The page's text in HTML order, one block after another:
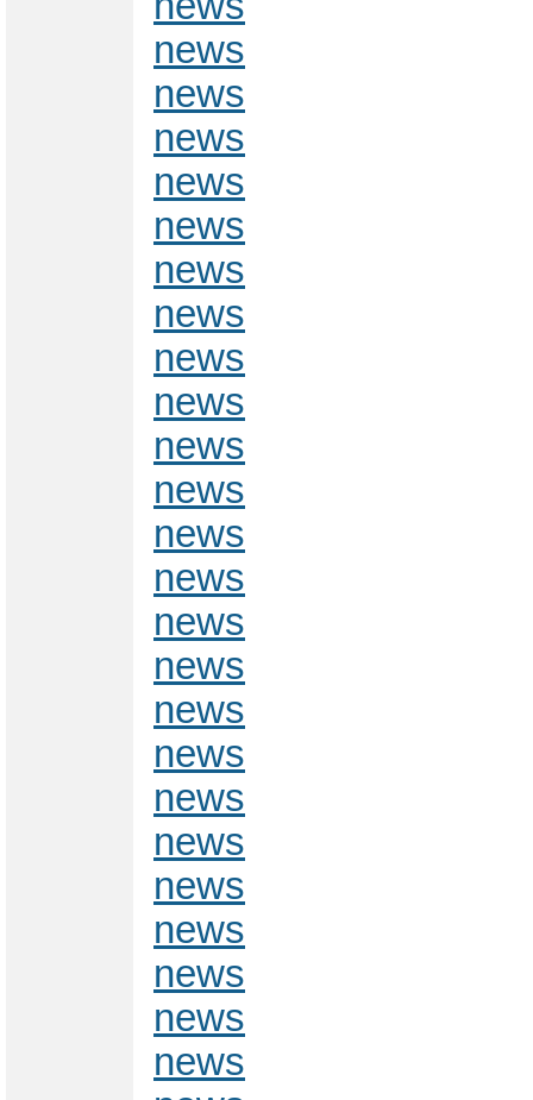
news
news
news
news
news
news
news
news
news
news
news
news
news
news
news
news
news
news
news
news
news
news
news
news